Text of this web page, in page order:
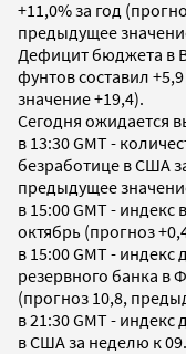
+11,0% за год
предыдущее
Дефицит бюджета в
фунтов составил
значение +19,4).
Сегодня ожидается
в 13:30 GMT -
безработице в США
предыдущее
в 15:00 GMT -
октябрь (прогноз
в 15:00 GMT -
резервного банка
(прогноз 10,8,
в 21:30 GMT -
в США за неделю к